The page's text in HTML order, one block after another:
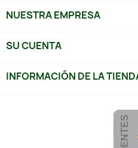
NUESTRA EMPRESA
SU CUENTA
INFORMACIÓN DE LA